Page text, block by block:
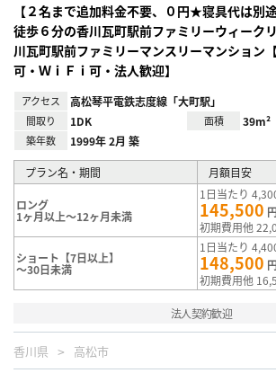
【２名まで追加料金不要、０円★寝具代は別
徒歩６分の香川瓦町駅前ファミリーウィーク
川瓦町駅前ファミリーマンスリーマンション
可・ＷｉＦｉ可・法人歓迎】
アクセス 高松琴平電鉄志度線「大町駅」
間取り 1DK 面積 39m²
築年数 1999年 2月 築
プラン名・期間 月額目安
ロング
1ヶ月以上～12ヶ月未満
1日当たり
145,500
初期費用他
ショート【7日以上】
～30日未満
1日当たり
148,500
初期費用他
法人契約歓迎
香川県 高松市